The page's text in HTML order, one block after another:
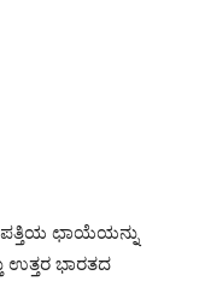
ಛಾಯೆಯನ್ನು
ಭಾರತದ